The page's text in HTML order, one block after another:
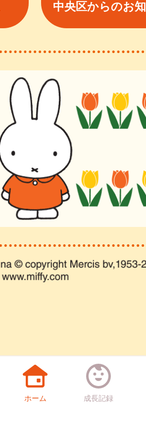
中央区からのお
ホーム 成長記録